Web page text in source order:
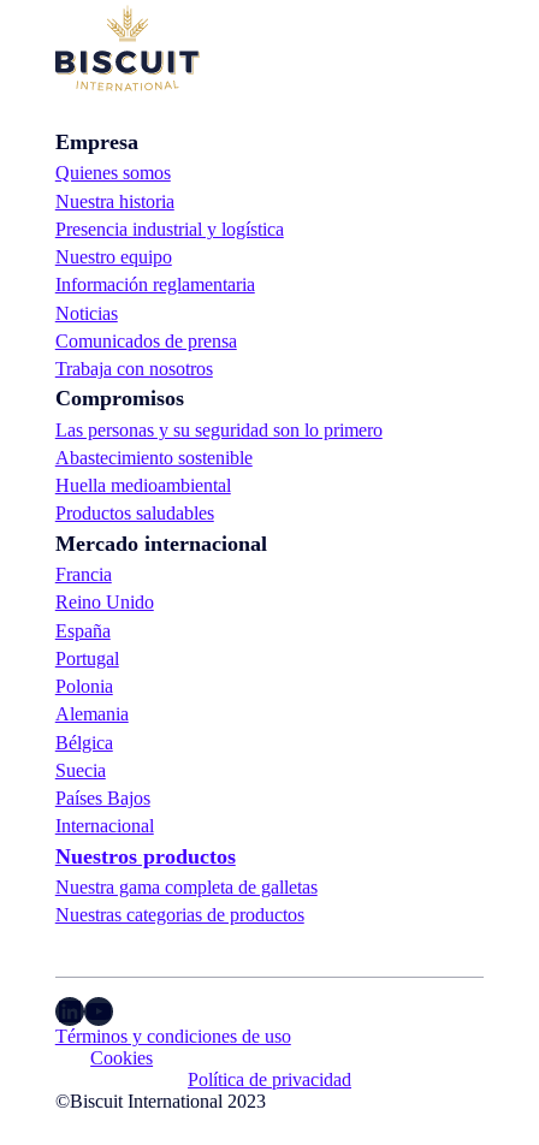
a
n
a
s
o
a
l
t
o
c
o
n
e
n
i
d
o
d
e
p
r
o
t
e
í
n
a
a
n
s
n
e
n
u
e
s
t
r
a
a
l
a
d
e
t
o
t
a
s
e
a
r
o
z
y
m
a
í
z
Empresa
Quienes somos
Nuestra historia
Presencia industrial y logística
Nuestro equipo
Información reglamentaria
Noticias
Comunicados de prensa
Trabaja con nosotros
Compromisos
Las personas y su seguridad son lo primero
Abastecimiento sostenible
Huella medioambiental
Productos saludables
Mercado internacional
Francia
Reino Unido
España
Portugal
Polonia
Alemania
Bélgica
Suecia
Países Bajos
Internacional
Nuestros productos
Nuestra gama completa de galletas
Nuestras categorias de productos
LinkedIn YouTube
Términos y condiciones de uso
Cookies
Política de privacidad
©Biscuit International 2023